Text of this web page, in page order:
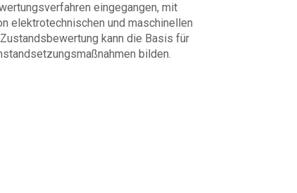
eingegangen, mit
elektrotechnischen und maschinellen
kann die Basis für
bilden.